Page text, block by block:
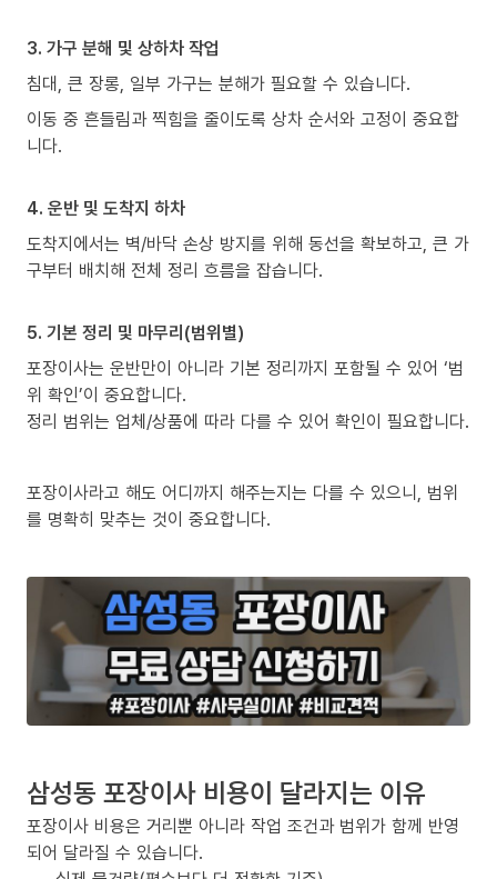
3. 가구 분해 및 상하차 작업
침대, 큰 장롱, 일부 가구는 분해가 필요할 수 있습니다.
이동 중 흔들림과 찍힘을 줄이도록 상차 순서와 고정이 중요합
니다.
4. 운반 및 도착지 하차
도착지에서는 벽/바닥 손상 방지를 위해 동선을 확보하고, 큰 가
구부터 배치해 전체 정리 흐름을 잡습니다.
5. 기본 정리 및 마무리(범위별)
포장이사는 운반만이 아니라 기본 정리까지 포함될 수 있어 ‘범
위 확인’이 중요합니다.
정리 범위는 업체/상품에 따라 다를 수 있어 확인이 필요합니다.
포장이사라고 해도 어디까지 해주는지는 다를 수 있으니, 범위
를 명확히 맞추는 것이 중요합니다.
삼성동 포장이사 비용이 달라지는 이유
포장이사 비용은 거리뿐 아니라 작업 조건과 범위가 함께 반영
되어 달라질 수 있습니다.